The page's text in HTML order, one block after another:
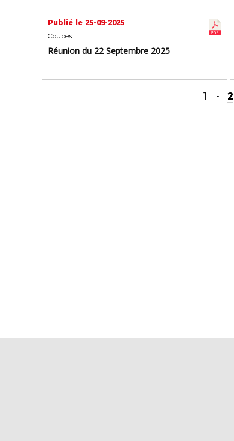
Publié le 25-09-2025
Coupes
Réunion du 22 Septembre 2025
1 - 2